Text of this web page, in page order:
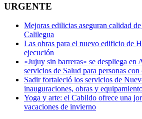
URGENTE
Mejoras edilicias aseguran calidad
Calilegua
Las obras para el nuevo edificio de
ejecución
«Jujuy sin barreras» se despliega en
servicios de Salud para personas con
Sadir fortaleció los servicios de
inauguraciones, obras y
Yoga y arte: el Cabildo ofrece una
vacaciones de invierno